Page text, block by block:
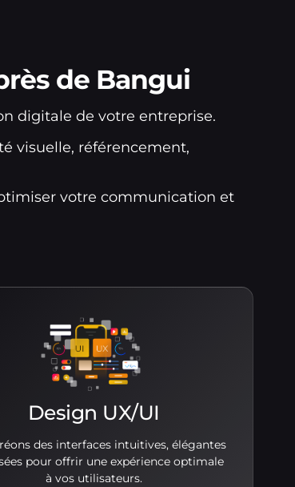
de Bangui
digitale de votre entreprise.
visuelle, référencement,
votre communication et
Design UX/UI
des interfaces intuitives, élégantes
pour offrir une expérience optimale
à vos utilisateurs.